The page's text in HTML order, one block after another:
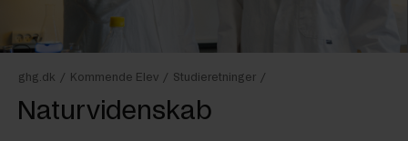
ghg.dk / Kommende Elev / Studieretninger /
Naturvidenskab